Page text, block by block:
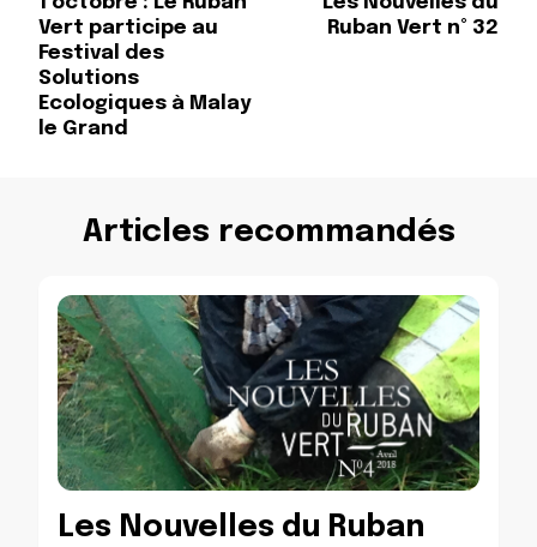
Navigation
Vert participe au
Festival des
Solutions
Ecologiques à Malay
le Grand
Ruban Vert n° 32
Articles recommandés
Les Nouvelles du Ruban